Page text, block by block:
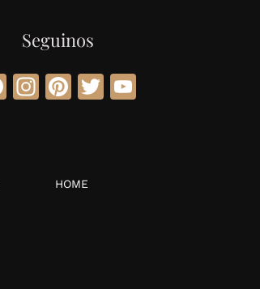
Seguinos
Facebook
Instagram
Pinterest
TwitterYouTube
HOME